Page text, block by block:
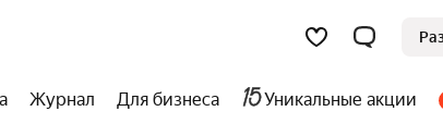
Журнал Для бизнеса Уникальные акции